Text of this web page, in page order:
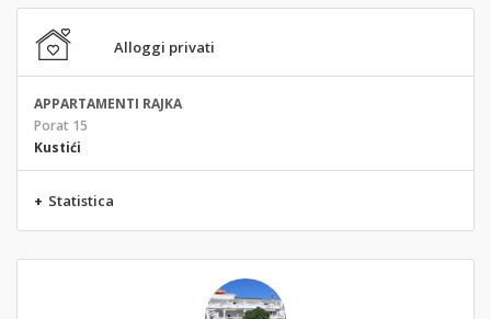
Alloggi privati
APPARTAMENTI RAJKA
Porat 15
Kustići
+ Statistica